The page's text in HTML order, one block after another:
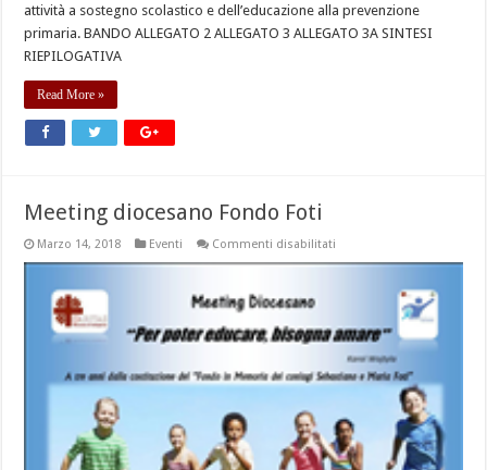
attività a sostegno scolastico e dell’educazione alla prevenzione
primaria. BANDO ALLEGATO 2 ALLEGATO 3 ALLEGATO 3A SINTESI
RIEPILOGATIVA
Read More »
Meeting diocesano Fondo Foti
Marzo 14, 2018 Eventi Commenti disabilitati